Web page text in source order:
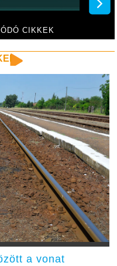
CIKKEK
a vonat